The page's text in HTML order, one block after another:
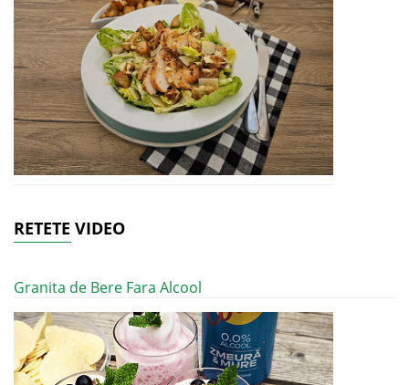
RETETE VIDEO
Granita de Bere Fara Alcool